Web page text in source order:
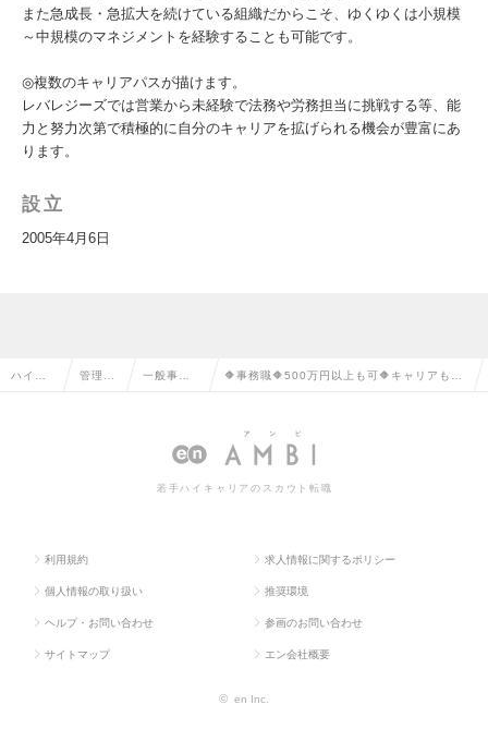
また急成長・急拡大を続けている組織だからこそ、ゆくゆくは小規模
～中規模のマネジメントを経験することも可能です。
◎複数のキャリアパスが描けます。
レバレジーズでは営業から未経験で法務や労務担当に挑戦する等、能
力と努力次第で積極的に自分のキャリアを拡げられる機会が豊富にあ
ります。
設立
2005年4月6日
ハイク 管理部 一般事
事務の転
🔶事務職🔶500万円以上も可🔶キャリアもラ
ゼント★の求人情報
若手ハイキャリアのスカウト転職
利用規約 求人情報に関するポリシー
個人情報の取り扱い 推奨環境
ヘルプ・お問い合わせ 参画のお問い合わせ
サイトマップ エン会社概要
© en Inc.